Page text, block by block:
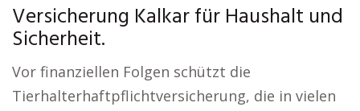
Versicherung Kalkar für Haushalt und
Sicherheit.
Vor finanziellen Folgen schützt die
Tierhalterhaftpflichtversicherung, die in vielen